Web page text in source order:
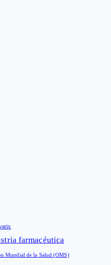
farmacéutica
Mundial de la Salud (OMS)